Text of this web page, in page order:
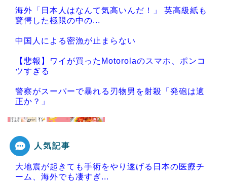
海外「日本人はなんて気高いんだ！」 英高級紙も
驚愕した極限の中の...
中国人による密漁が止まらない
【悲報】ワイが買ったMotorolaのスマホ、ポンコ
ツすぎる
警察がスーパーで暴れる刃物男を射殺「発砲は適
正か？」
Powered by livedoor 相互RSS
人気記事
大地震が起きても手術をやり遂げる日本の医療チ
ーム、海外でも凄すぎ...